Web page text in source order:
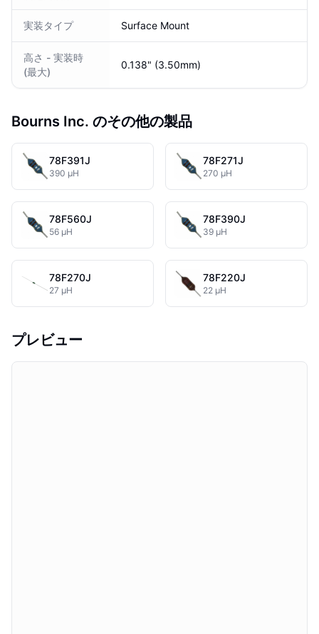
実装タイプ Surface Mount
高さ - 実装時
(最大)
0.138" (3.50mm)
Bourns Inc. のその他の製品
78F391J
390 µH
78F271J
270 µH
78F560J
56 µH
78F390J
39 µH
78F270J
27 µH
78F220J
22 µH
プレビュー